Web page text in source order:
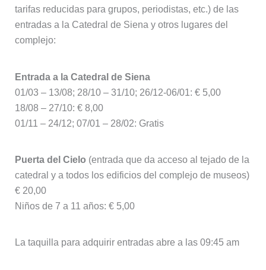
tarifas reducidas para grupos, periodistas, etc.) de las
entradas a la Catedral de Siena y otros lugares del
complejo:
Entrada a la Catedral de Siena
01/03 – 13/08; 28/10 – 31/10; 26/12-06/01: € 5,00
18/08 – 27/10: € 8,00
01/11 – 24/12; 07/01 – 28/02: Gratis
Puerta del Cielo (entrada que da acceso al tejado de la
catedral y a todos los edificios del complejo de museos)
€ 20,00
Niños de 7 a 11 años: € 5,00
La taquilla para adquirir entradas abre a las 09:45 am